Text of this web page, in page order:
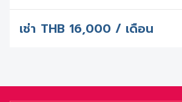
เช่า THB 16,000 / เดือน